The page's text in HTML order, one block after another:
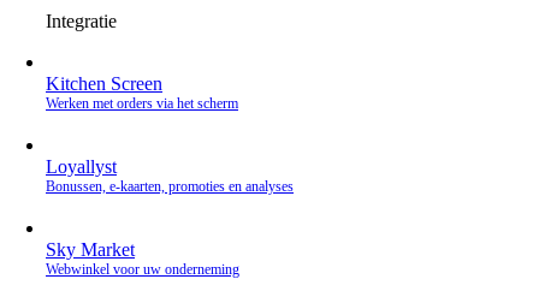
Integratie
Kitchen Screen
Werken met orders via het scherm
Loyallyst
Bonussen, e‑kaarten, promoties en analyses
Sky Market
Webwinkel voor uw onderneming